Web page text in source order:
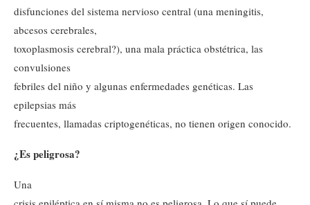
disfunciones del sistema nervioso central (una meningitis,
abcesos cerebrales,
toxoplasmosis cerebral?), una mala práctica obstétrica, las
convulsiones
febriles del niño y algunas enfermedades genéticas. Las
epilepsias más
frecuentes, llamadas criptogenéticas, no tienen origen conocido.
¿Es peligrosa?
Una